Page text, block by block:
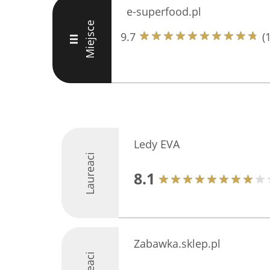
III Miejsce
e-superfood.pl
9.7
Laureaci
Ledy EVA
8.1
Zabawka.sklep.pl